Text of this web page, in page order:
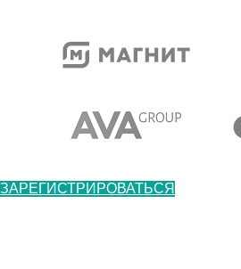
ЗАРЕГИСТРИРОВАТЬСЯ